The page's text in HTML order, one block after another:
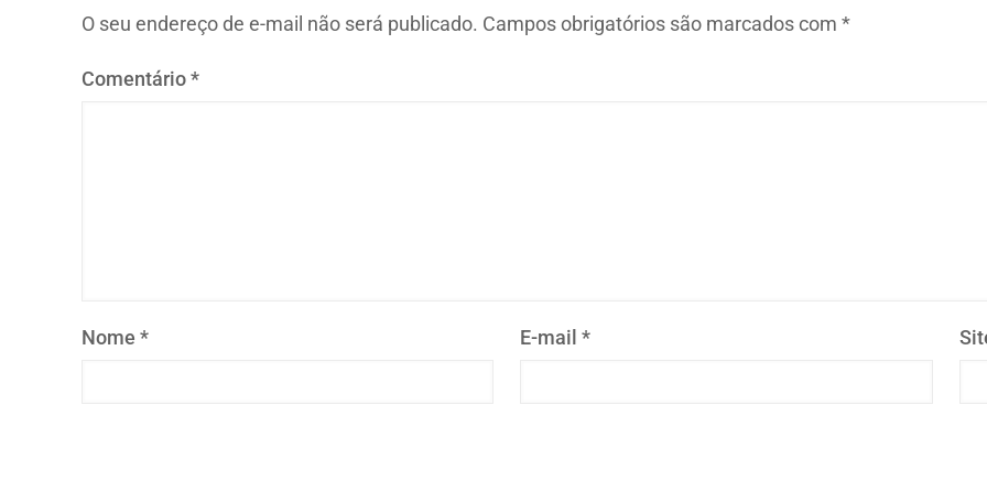
O seu endereço de e-mail não será publicado. Campos obrigatórios são marcados com *
Comentário*
Nome * E-mail*